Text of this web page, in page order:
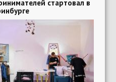
стартовал в